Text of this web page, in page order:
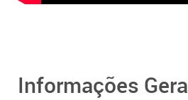
Informações